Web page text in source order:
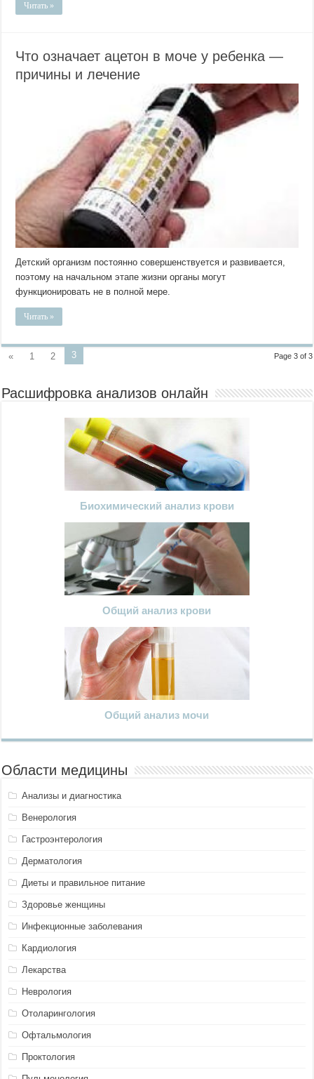
Читать »
Что означает ацетон в моче у ребенка —
причины и лечение
Детский организм постоянно совершенствуется и развивается,
поэтому на начальном этапе жизни органы могут
функционировать не в полной мере.
Читать »
Page 3 of 3
« 1 2 3
Расшифровка анализов онлайн
Биохимический анализ крови
Общий анализ крови
Общий анализ мочи
Области медицины
Анализы и диагностика
Венерология
Гастроэнтерология
Дерматология
Диеты и правильное питание
Здоровье женщины
Инфекционные заболевания
Кардиология
Лекарства
Неврология
Отоларингология
Офтальмология
Проктология